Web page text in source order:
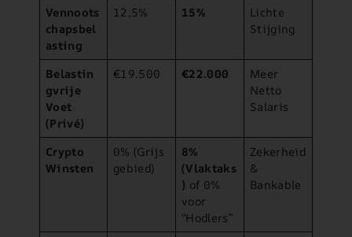
Vennoots
chapsbel
asting
12,5% 15%
Lichte
Stijging
Belastin
gvrije
Voet
(Privé)
€19.500 €22.000
Meer
Netto
Salaris
Crypto
Winsten
0% (Grijs
gebied)
8%
(Vlaktaks
) of 0%
voor
“Hodlers”
Zekerheid
&
Bankable